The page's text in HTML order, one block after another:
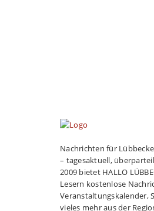
Nachrichten für
– tagesaktuell,
2009 bietet HALLO
Lesern kostenlose
Veranstaltungskalender,
vieles mehr aus der